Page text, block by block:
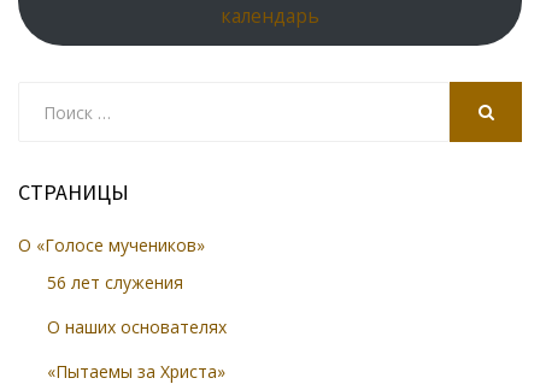
календарь
СТРАНИЦЫ
О «Голосе мучеников»
56 лет служения
О наших основателях
«Пытаемы за Христа»